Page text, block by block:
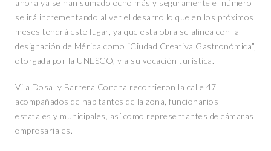
ahora ya se han sumado ocho más y seguramente el número
se irá incrementando al ver el desarrollo que en los próximos
meses tendrá este lugar, ya que esta obra se alinea con la
designación de Mérida como “Ciudad Creativa Gastronómica”,
otorgada por la UNESCO, y a su vocación turística.
Vila Dosal y Barrera Concha recorrieron la calle 47
acompañados de habitantes de la zona, funcionarios
estatales y municipales, así como representantes de cámaras
empresariales.